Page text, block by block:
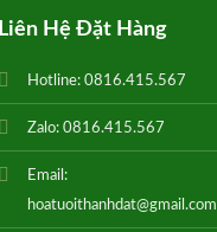
Liên Hệ Đặt Hàng
Hotline: 0816.415.567
Zalo: 0816.415.567
Email:
hoatuoithanhdat@gmail.com